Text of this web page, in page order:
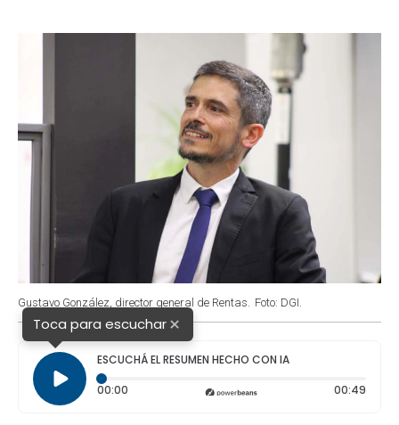
Gustavo González, director general de Rentas. Foto: DGI.
Toca para escuchar×
ESCUCHÁ EL RESUMEN HECHO CON IA
00:00 Tiempo transcurrido: 0 segundos 00:49